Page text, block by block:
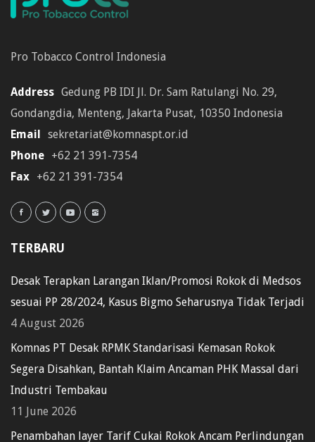
Pro Tobacco Control Indonesia
Address Gedung PB IDI Jl. Dr. Sam Ratulangi No. 29,
Gondangdia, Menteng, Jakarta Pusat, 10350 Indonesia
Email
sekretariat@komnaspt.or.id
Phone +62 21 391-7354
Fax +62 21 391-7354
TERBARU
Desak Terapkan Larangan Iklan/Promosi Rokok di Medsos
sesuai PP 28/2024, Kasus Bigmo Seharusnya Tidak Terjadi
4 August 2026
Komnas PT Desak RPMK Standarisasi Kemasan Rokok
Segera Disahkan, Bantah Klaim Ancaman PHK Massal dari
Industri Tembakau
11 June 2026
Penambahan layer Tarif Cukai Rokok Ancam Perlindungan